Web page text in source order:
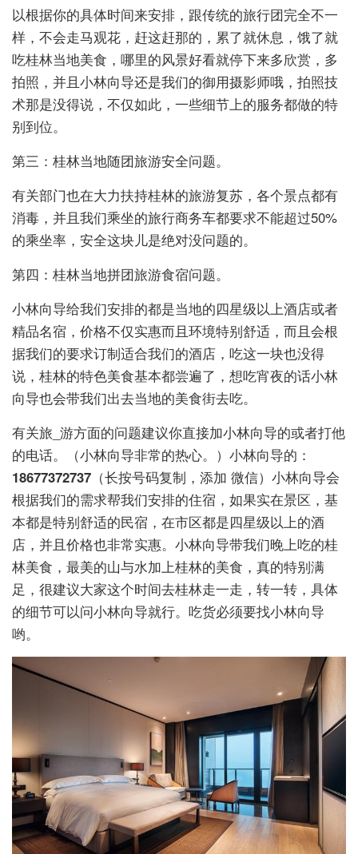
以根据你的具体时间来安排，跟传统的旅行团完全不一
样，不会走马观花，赶这赶那的，累了就休息，饿了就
吃桂林当地美食，哪里的风景好看就停下来多欣赏，多
拍照，并且小林向导还是我们的御用摄影师哦，拍照技
术那是没得说，不仅如此，一些细节上的服务都做的特
别到位。
第三：桂林当地随团旅游安全问题。
有关部门也在大力扶持桂林的旅游复苏，各个景点都有
消毒，并且我们乘坐的旅行商务车都要求不能超过50%
的乘坐率，安全这块儿是绝对没问题的。
第四：桂林当地拼团旅游食宿问题。
小林向导给我们安排的都是当地的四星级以上酒店或者
精品名宿，价格不仅实惠而且环境特别舒适，而且会根
据我们的要求订制适合我们的酒店，吃这一块也没得
说，桂林的特色美食基本都尝遍了，想吃宵夜的话小林
向导也会带我们出去当地的美食街去吃。
有关旅_游方面的问题建议你直接加小林向导的或者打他
的电话。（小林向导非常的热心。）小林向导的：
18677372737 （长按号码复制，添加 微信）小林向导会
根据我们的需求帮我们安排的住宿，如果实在景区，基
本都是特别舒适的民宿，在市区都是四星级以上的酒
店，并且价格也非常实惠。小林向导带我们晚上吃的桂
林美食，最美的山与水加上桂林的美食，真的特别满
足，很建议大家这个时间去桂林走一走，转一转，具体
的细节可以问小林向导就行。吃货必须要找小林向导
哟。